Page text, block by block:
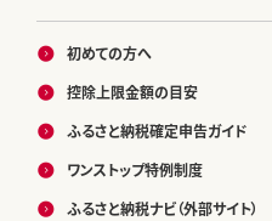
初めての方へ
控除上限金額の目安
ふるさと納税確定申告ガイド
ワンストップ特例制度
ふるさと納税ナビ（外部サイト）